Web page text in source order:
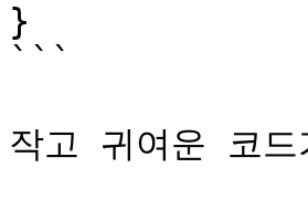
}
```
작고 귀여운 코